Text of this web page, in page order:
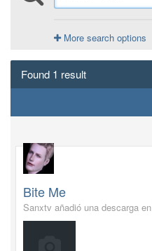
More search options
Found 1 result
Bite Me
Sanxtv añadió una descarga en